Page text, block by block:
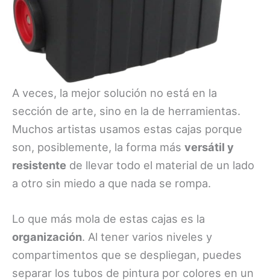
A veces, la mejor solución no está en la
sección de arte, sino en la de herramientas.
Muchos artistas usamos estas cajas porque
son, posiblemente, la forma más versátil y
resistente de llevar todo el material de un lado
a otro sin miedo a que nada se rompa.
Lo que más mola de estas cajas es la
organización. Al tener varios niveles y
compartimentos que se despliegan, puedes
separar los tubos de pintura por colores en un